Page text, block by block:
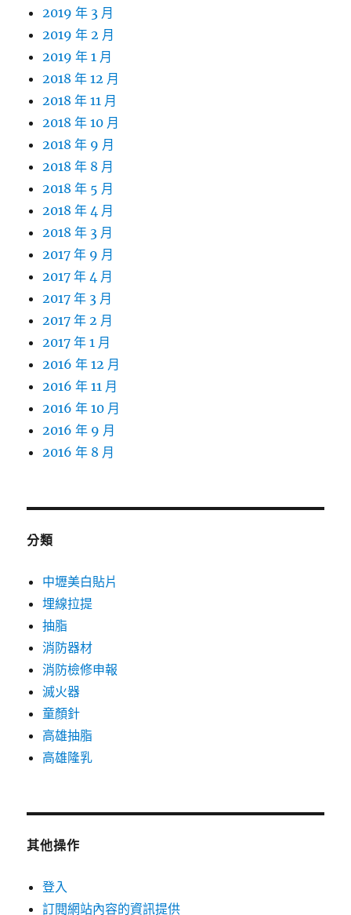
2019 年 3 月
2019 年 2 月
2019 年 1 月
2018 年 12 月
2018 年 11 月
2018 年 10 月
2018 年 9 月
2018 年 8 月
2018 年 5 月
2018 年 4 月
2018 年 3 月
2017 年 9 月
2017 年 4 月
2017 年 3 月
2017 年 2 月
2017 年 1 月
2016 年 12 月
2016 年 11 月
2016 年 10 月
2016 年 9 月
2016 年 8 月
分類
中壢美白貼片
埋線拉提
抽脂
消防器材
消防檢修申報
滅火器
童顏針
高雄抽脂
高雄隆乳
其他操作
登入
訂閱網站內容的資訊提供